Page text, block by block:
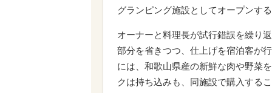
グランピング施設としてオープンする
オーナーと料理長が試行錯誤を繰り
部分を省きつつ、仕上げを宿泊客が
には、和歌山県産の新鮮な肉や野菜
クは持ち込みも、同施設で購入するこ